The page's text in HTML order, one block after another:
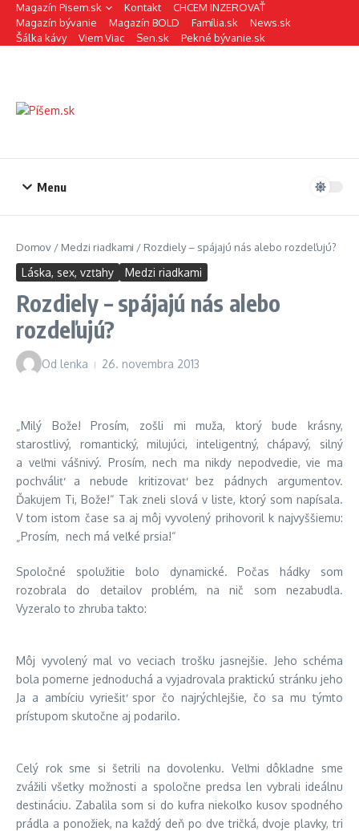
Preskočiť na obsah
Magazín Pisem.sk Kontakt
CHCEM INZEROVAŤ
Magazín bývanie
Magazín BOLD Família.sk
News.sk
Šálka kávy
Viem Viac Sen.sk Pekné bývanie.sk
Menu
Domov / Medzi riadkami / Rozdiely – spájajú nás alebo rozdeľujú?
Láska, sex, vzťahy Medzi riadkami
Rozdiely – spájajú nás alebo
rozdeľujú?
Od lenka 26. novembra 2013
„Milý Bože! Prosím, zošli mi muža, ktorý bude krásny,
starostlivý, romantický, milujúci, inteligentný, chápavý, silný
a veľmi vášnivý. Prosím, nech ma nikdy nepodvedie, vie ma
pochváliť a nebude kritizovať bez pádnych argumentov.
Ďakujem Ti, Bože!“ Tak zneli slová v liste, ktorý som napísala.
V tom istom čase sa aj môj vyvolený prihovoril k najvyššiemu:
„Prosím, nech má veľké prsia!“
Spoločné spolužitie bolo dynamické. Počas hádky som
rozobrala do detailov problém, na nič som nezabudla.
Vyzeralo to zhruba takto:
Môj vyvolený mal vo veciach trošku jasnejšie. Jeho schéma
bola pomerne jednoduchá a vyjadrovala praktickú stránku jeho
Ja a ambíciu vyriešiť spor čo najrýchlejšie, čo sa mu týmto
prístupom skutočne aj podarilo.
Celý rok sme si šetrili na dovolenku. Veľmi dôkladne sme
zvážili všetky možnosti a spoločne predsa len vybrali ideálnu
destináciu. Zabalila som si do kufra niekoľko kusov spodného
prádla a ponožiek, na každý deň po dve tričká, dvoje plavky, tri